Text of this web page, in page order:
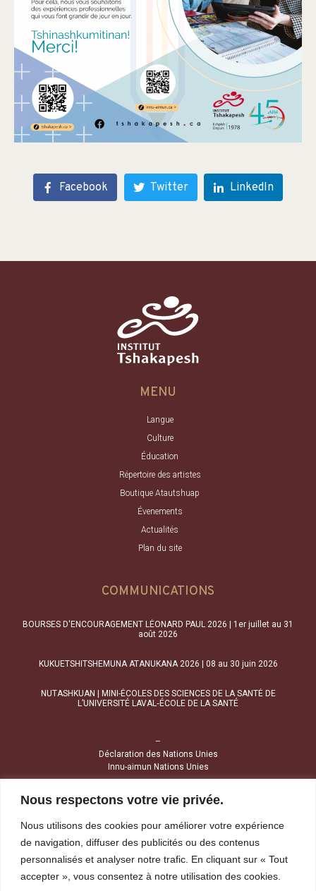
Nous respectons votre vie privée.
Nous utilisons des cookies pour améliorer votre expérience
de navigation, diffuser des publicités ou des contenus
personnalisés et analyser notre trafic. En cliquant sur « Tout
accepter », vous consentez à notre utilisation des cookies.
Facebook Twitter LinkedIn
MENU
Langue
Culture
Éducation
Répertoire des artistes
Boutique Atautshuap
Évenements
Actualités
Plan du site
COMMUNICATIONS
BOURSES D'ENCOURAGEMENT LÉONARD PAUL 2026 | 1er juillet au 31
août 2026
KUKUETSHITSHEMUNA ATANUKANA 2026 | 08 au 30 juin 2026
NUTASHKUAN | MINI-ÉCOLES DES SCIENCES DE LA SANTÉ DE
L’UNIVERSITÉ LAVAL‑ÉCOLE DE LA SANTÉ
–
Déclaration des Nations Unies
Innu-aimun Nations Unies
NOUS JOINDRE
1034, avenue Brochu
Tél :418 968-4424